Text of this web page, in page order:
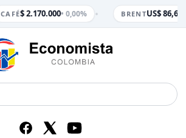
CAFÉ$ 2.170.000• 0,00% BRENTUS$ 86,65